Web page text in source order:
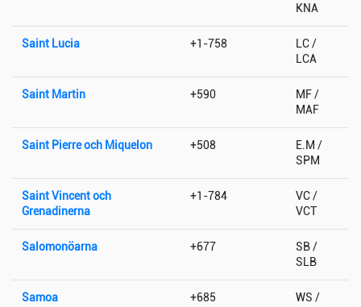
KNA
Saint Lucia +1-758
LC /
LCA
Saint Martin +590
MF /
MAF
Saint Pierre och Miquelon +508
E.M /
SPM
Saint Vincent och
Grenadinerna
+1-784
VC /
VCT
Salomonöarna +677
SB /
SLB
Samoa +685
WS /